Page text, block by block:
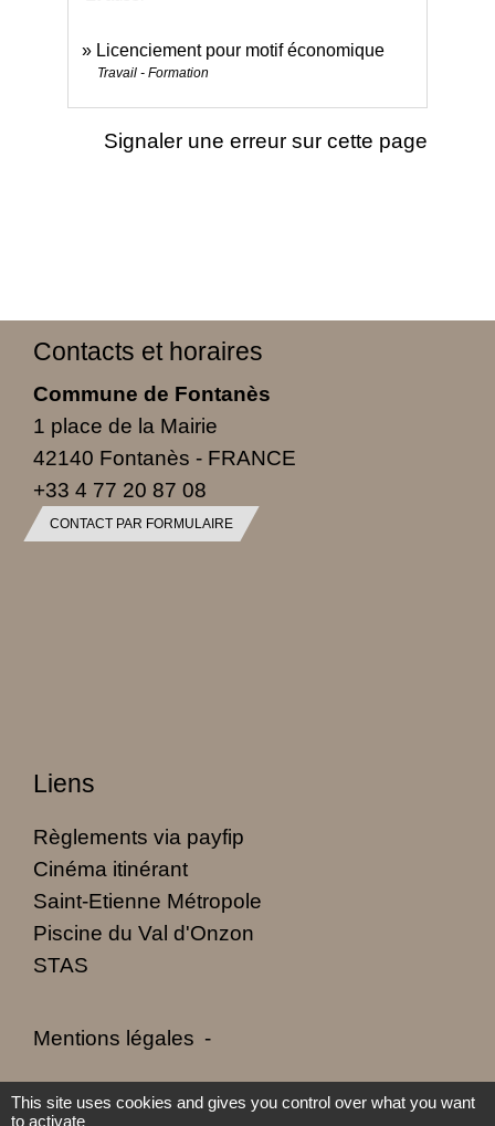
Licenciement pour motif économique
Travail - Formation
Signaler une erreur sur cette page
Contacts et horaires
Commune de Fontanès
1 place de la Mairie
42140 Fontanès - FRANCE
+33 4 77 20 87 08
CONTACT PAR FORMULAIRE
Liens
Règlements via payfip
Cinéma itinérant
Saint-Etienne Métropole
Piscine du Val d'Onzon
STAS
Mentions légales -
Politique de confidentialité - Accessibilité -
This site uses cookies and gives you control over what you want
to activate